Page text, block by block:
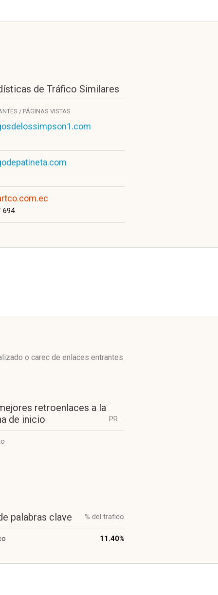
de Tráfico Similares
/ PÁGINAS VISTAS
694
o carec de enlaces entrantes
retroenlaces a la
de inicio
PR
palabras clave % del trafico
11.40%